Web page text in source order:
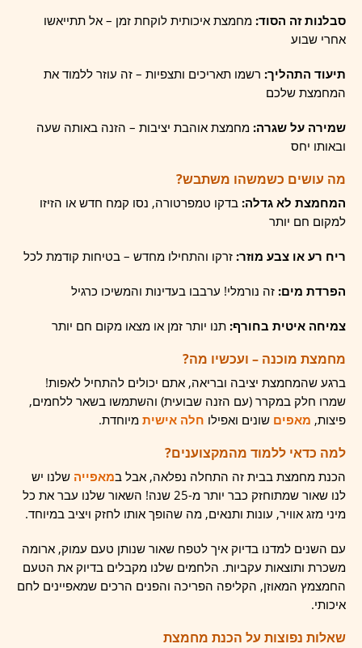
סבלנות זה הסוד: מחמצת איכותית לוקחת זמן – אל תתייאשו
אחרי שבוע
תיעוד התהליך: רשמו תאריכים ותצפיות – זה עוזר ללמוד את
המחמצת שלכם
שמירה על שגרה: מחמצת אוהבת יציבות – הזנה באותה שעה
ובאותו יחס
מה עושים כשמשהו משתבש?
המחמצת לא גדלה: בדקו טמפרטורה, נסו קמח חדש או הזיזו
למקום חם יותר
ריח רע או צבע מוזר: זרקו והתחילו מחדש – בטיחות קודמת לכל
הפרדת מים: זה נורמלי! ערבבו בעדינות והמשיכו כרגיל
צמיחה איטית בחורף: תנו יותר זמן או מצאו מקום חם יותר
מחמצת מוכנה – ועכשיו מה?
ברגע שהמחמצת יציבה ובריאה, אתם יכולים להתחיל לאפות!
שמרו חלק במקרר (עם הזנה שבועית) והשתמשו בשאר ללחמים,
פיצות, מאפים שונים ואפילו חלה אישית מיוחדת.
למה כדאי ללמוד מהמקצוענים?
הכנת מחמצת בבית זה התחלה נפלאה, אבל במאפייה שלנו יש
לנו שאור שמתוחזק כבר יותר מ-25 שנה! השאור שלנו עבר את כל
מיני מזג אוויר, עונות ותנאים, מה שהופך אותו לחזק ויציב במיוחד.
עם השנים למדנו בדיוק איך לטפח שאור שנותן טעם עמוק, ארומה
משכרת ותוצאות עקביות. הלחמים שלנו מקבלים בדיוק את הטעם
החמצמץ המאוזן, הקליפה הפריכה והפנים הרכים שמאפיינים לחם
איכותי.
שאלות נפוצות על הכנת מחמצת